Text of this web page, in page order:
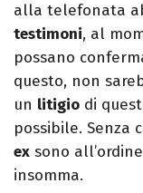
alla telefonata
testimoni, al
possano
questo, non
un litigio di
possibile. Senza
ex sono
insomma.